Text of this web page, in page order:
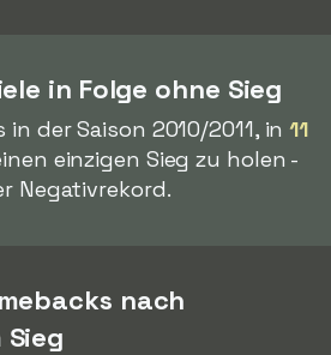
in Folge ohne Sieg
der Saison 2010/2011, in11
einzigen Sieg zu holen -
Negativrekord.
nach